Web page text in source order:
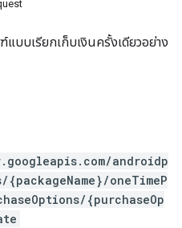
บบเรียกเก็บเงินครั้งเดียวอย่าง
androidp
oneTimeP
{purchaseOp